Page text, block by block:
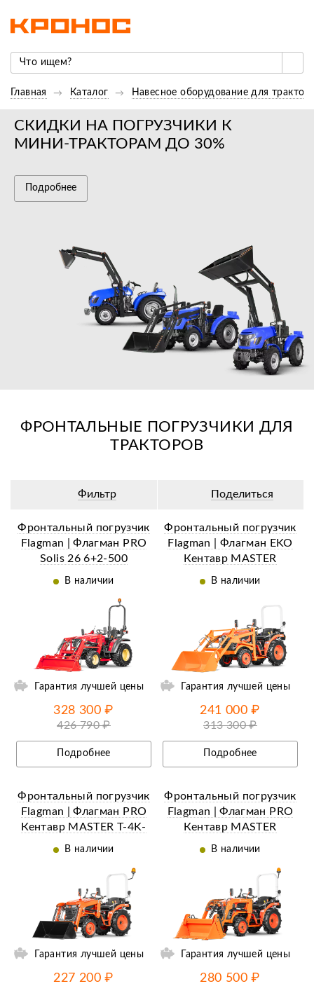
Главная Каталог Навесное оборудование для
СКИДКИ НА ПОГРУЗЧИКИ К
МИНИ-ТРАКТОРАМ ДО 30%
Подробнее
ФРОНТАЛЬНЫЕ ПОГРУЗЧИКИ ДЛЯ
ТРАКТОРОВ
Фильтр Поделиться
Фронтальный погрузчик
Flagman | Флагман PRO
Solis 26 6+2-500
(челюстной с
В наличии
Гарантия лучшей цены
328 300 ₽
426 790 ₽
Подробнее
Фронтальный погрузчик
Flagman | Флагман EKO
Кентавр MASTER
Т-5K/344-300
В наличии
Ещё 8 фотографий
Гарантия лучшей цены
241 000 ₽
313 300 ₽
Подробнее
Фронтальный погрузчик
Flagman | Флагман PRO
Кентавр MASTER Т-4K-
350 (c джойстиком)
В наличии
Гарантия лучшей цены
227 200 ₽
Фронтальный погрузчик
Flagman | Флагман PRO
Кентавр MASTER
Т-5K/344-400
джойстиком)
В наличии
Ещё 12 фотографий
Гарантия лучшей цены
280 500 ₽